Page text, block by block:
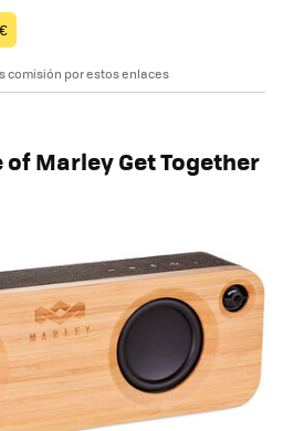
€
comisión por estos enlaces
of MarleyGet Together